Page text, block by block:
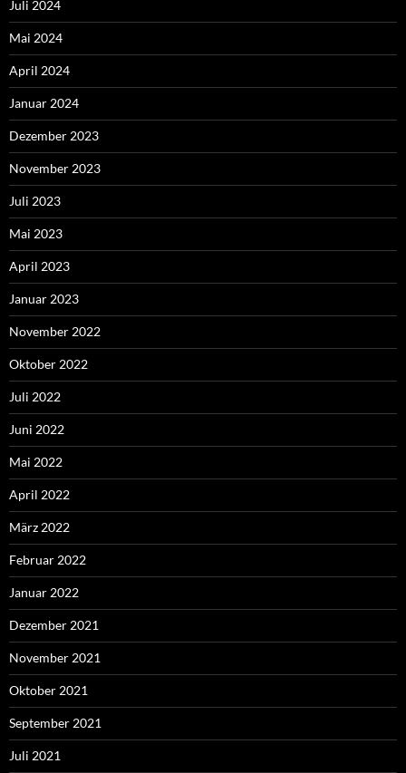
Juli 2024
Mai 2024
April 2024
Januar 2024
Dezember 2023
November 2023
Juli 2023
Mai 2023
April 2023
Januar 2023
November 2022
Oktober 2022
Juli 2022
Juni 2022
Mai 2022
April 2022
März 2022
Februar 2022
Januar 2022
Dezember 2021
November 2021
Oktober 2021
September 2021
Juli 2021